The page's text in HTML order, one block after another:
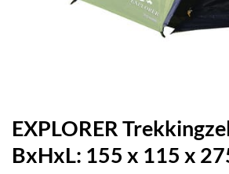
EXPLORER
BxHxL: 155 x 115 x